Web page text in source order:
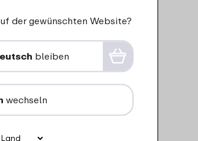
P250 -
der gewünschten Website?
bleiben
wechseln